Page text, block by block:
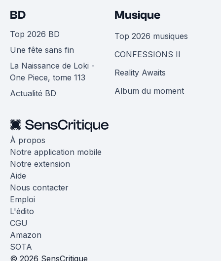
BD
Top 2026 BD
Une fête sans fin
La Naissance de Loki -
One Piece, tome 113
Actualité BD
Musique
Top 2026 musiques
CONFESSIONS II
Reality Awaits
Album du moment
À propos
Notre application mobile
Notre extension
Aide
Nous contacter
Emploi
L'édito
CGU
Amazon
SOTA
© 2026 SensCritique